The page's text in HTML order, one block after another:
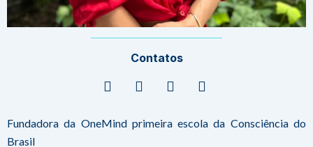
Contatos
GlobeFacebook
InstagramEnvelope
Fundadora da OneMind primeira escola da Consciência do
Brasil